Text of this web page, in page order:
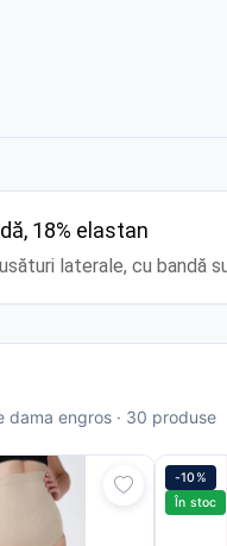
18% elastan
laterale, cu bandă
dama engros · 30 produse
-10%
În stoc